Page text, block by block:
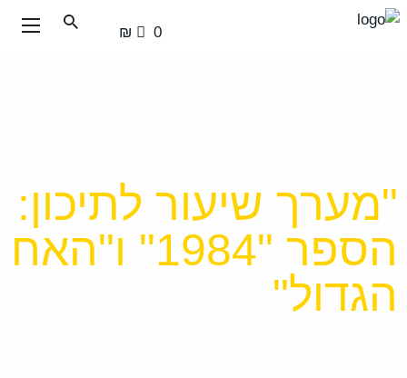
עבור
0 ₪
"מערך שיעור לתיכון:
הספר "1984" ו"האח
הגדול"